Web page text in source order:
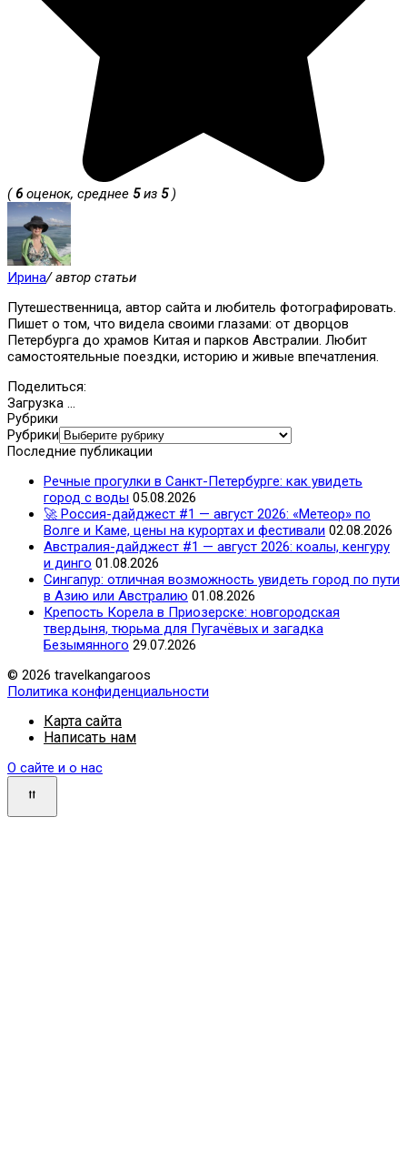
( 6 оценок, среднее 5из 5)
Ирина/ автор статьи
Путешественница, автор сайта и любитель фотографировать.
Пишет о том, что видела своими глазами: от дворцов
Петербурга до храмов Китая и парков Австралии. Любит
самостоятельные поездки, историю и живые впечатления.
Поделиться:
Загрузка ...
Рубрики
Рубрики
Последние публикации
Речные прогулки в Санкт-Петербурге: как увидеть
город с воды 05.08.2026
🚀 Россия-дайджест #1 — август 2026: «Метеор» по
Волге и Каме, цены на курортах и фестивали 02.08.2026
Австралия-дайджест #1 — август 2026: коалы, кенгуру
и динго 01.08.2026
Сингапур: отличная возможность увидеть город по пути
в Азию или Австралию 01.08.2026
Крепость Корела в Приозерске: новгородская
твердыня, тюрьма для Пугачёвых и загадка
Безымянного 29.07.2026
© 2026 travelkangaroos
Политика конфиденциальности
Карта сайта
Написать нам
О сайте и о нас